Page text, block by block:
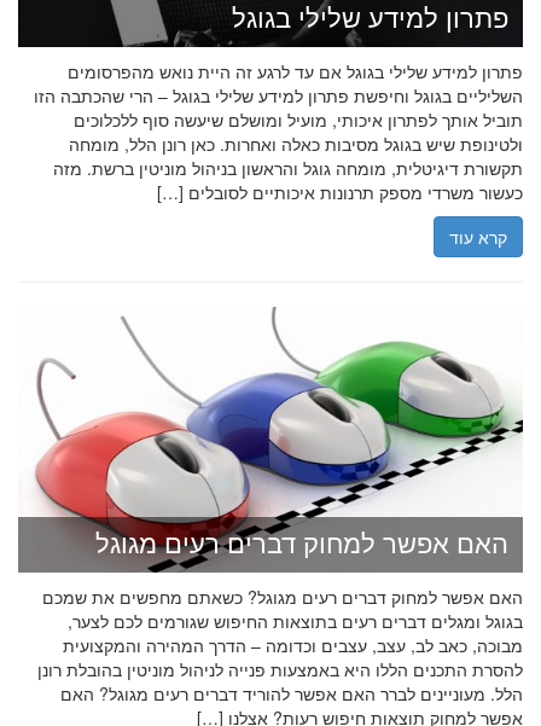
פתרון למידע שלילי בגוגל
פתרון למידע שלילי בגוגל אם עד לרגע זה היית נואש מהפרסומים
השליליים בגוגל וחיפשת פתרון למידע שלילי בגוגל – הרי שהכתבה הזו
תוביל אותך לפתרון איכותי, מועיל ומושלם שיעשה סוף ללכלוכים
ולטינופת שיש בגוגל מסיבות כאלה ואחרות. כאן רונן הלל, מומחה
תקשורת דיגיטלית, מומחה גוגל והראשון בניהול מוניטין ברשת. מזה
כעשור משרדי מספק תרנונות איכותיים לסובלים […]
קרא עוד
האם אפשר למחוק דברים רעים מגוגל
האם אפשר למחוק דברים רעים מגוגל? כשאתם מחפשים את שמכם
בגוגל ומגלים דברים רעים בתוצאות החיפוש שגורמים לכם לצער,
מבוכה, כאב לב, עצב, עצבים וכדומה – הדרך המהירה והמקצועית
להסרת התכנים הללו היא באמצעות פנייה לניהול מוניטין בהובלת רונן
הלל. מעוניינים לברר האם אפשר להוריד דברים רעים מגוגל? האם
אפשר למחוק תוצאות חיפוש רעות? אצלנו […]